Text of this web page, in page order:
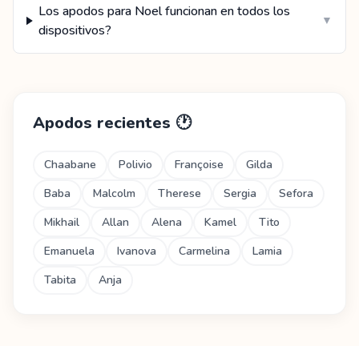
Los apodos para Noel funcionan en todos los
dispositivos?
▼
Apodos recientes 🕐
Chaabane Polivio Françoise
Gilda
Baba
Malcolm Therese Sergia
Sefora
Mikhail
Allan Alena Kamel
Tito
Emanuela
Ivanova Carmelina
Lamia
Tabita
Anja